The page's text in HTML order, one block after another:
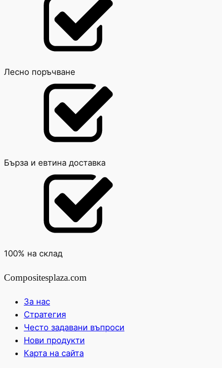
Лесно поръчване
Бърза и евтина доставка
100% на склад
Compositesplaza.com
За нас
Стратегия
Често задавани въпроси
Нови продукти
Карта на сайта